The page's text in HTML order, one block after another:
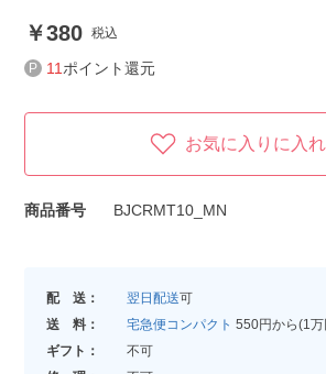
380 税込
11 ポイント還元
お気に入りに入
商品番号 BJCRMT10_MN
配 送： 翌日配送可
送 料：
宅急便コンパクト 550円から(1
ギフト：
不可